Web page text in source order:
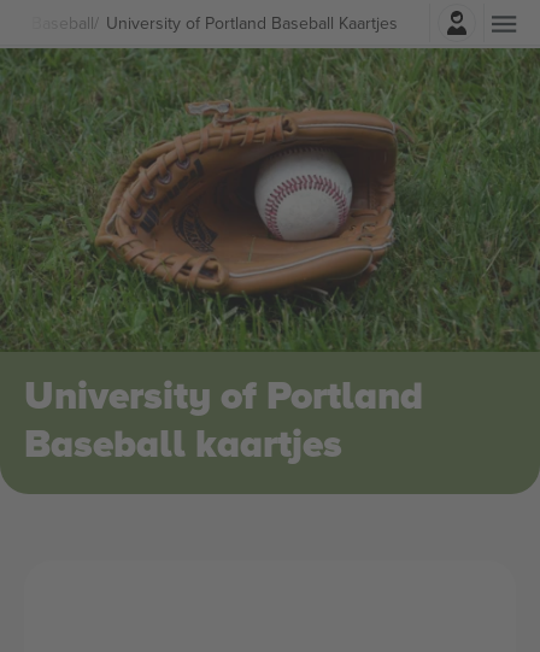
Baseball University of Portland Baseball Kaartjes
Log in
University of Portland
Baseball kaartjes